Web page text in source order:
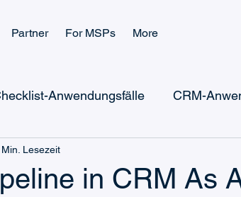
Partner For MSPs More
Anwendungsfälle CRM-
Automate
in CRM As
Lesezeit